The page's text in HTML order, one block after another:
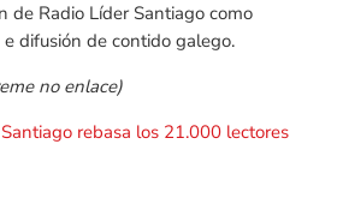
de Radio Líder Santiago como
difusión de contido galego.
no enlace)
rebasa los 21.000 lectores